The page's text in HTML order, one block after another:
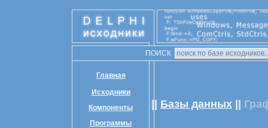
ПОИСК
|| Базы данных ||
Главная
Исходники
Компоненты
Программы